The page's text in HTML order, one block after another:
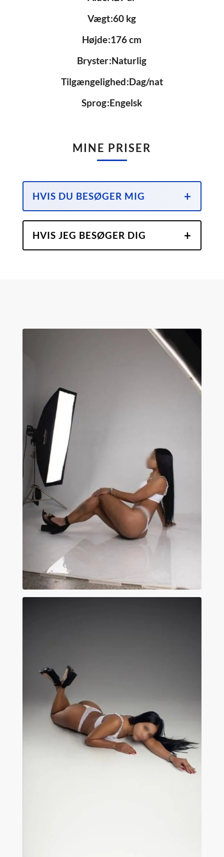
Vægt 60 kg
Højde 176 cm
Bryster Naturlig
Tilgængelighed Dag/nat
Sprog Engelsk
MINE PRISER
HVIS DU BESØGER MIG
HVIS JEG BESØGER DIG